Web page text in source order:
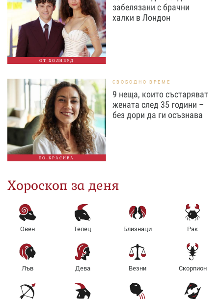
ОТ ХОЛИВУД
забелязани с брачни
халки в Лондон
ПО-КРАСИВА
СВОБОДНО ВРЕМЕ
9 неща, които състаряват
жената след 35 години –
без дори да ги осъзнава
Хороскоп за деня
Овен Телец Близнаци Рак
Лъв Дева Везни Скорпион